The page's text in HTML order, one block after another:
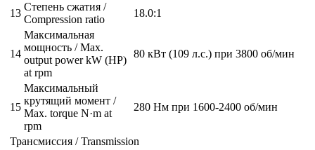
13
Степень сжатия /
Compression ratio
18.0:1
14
Максимальная
мощность / Max.
output power kW (HP)
at rpm
80 кВт (109 л.с.) при 3800 об/мин
15
Максимальный
крутящий момент /
Max. torque N·m at
rpm
280 Нм при 1600-2400 об/мин
Трансмиссия / Transmission